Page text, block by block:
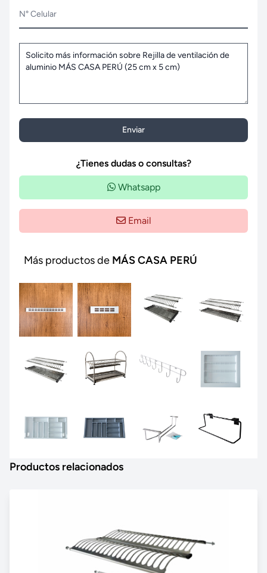
N° Celular
Enviar
¿Tienes dudas o consultas?
Whatsapp
Email
Más productos de MÁS CASA PERÚ
Productos relacionados